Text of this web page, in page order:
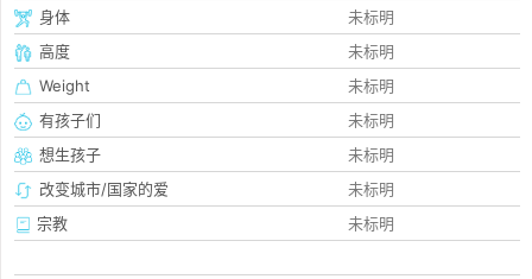
身体
未标明
高度
未标明
Weight
未标明
有孩子们
未标明
想生孩子
未标明
改变城市/国家的爱
未标明
宗教
未标明